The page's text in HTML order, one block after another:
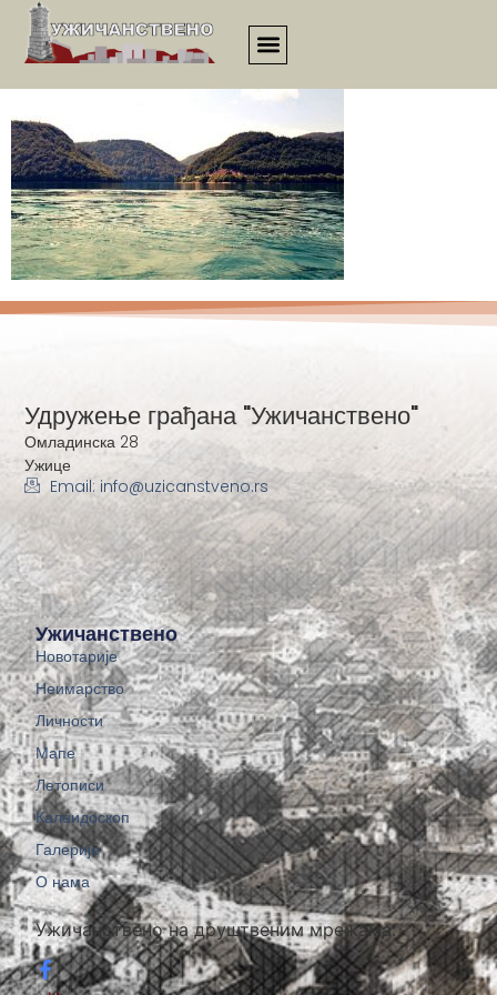
3479
Ужичанствено на друштвеним мрежама:
Ужичанствено
Новотарије
Неимарство
Личности
Мапе
Летописи
Калеидоскоп
Галерије
О нама
Удружење грађана "Ужичанствено"
Омладинска 28
Ужице
Email: info@uzicanstveno.rs